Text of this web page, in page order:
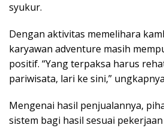
syukur.
Dengan aktivitas memelihara
karyawan adventure masih
positif. “Yang terpaksa harus
pariwisata, lari ke sini,”
Mengenai hasil penjualannya,
sistem bagi hasil sesuai